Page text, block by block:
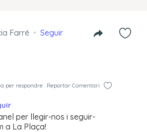
Farré Seguir
per respondre Reportar Comentari
per llegir-nos i seguir-
a La Plaça!